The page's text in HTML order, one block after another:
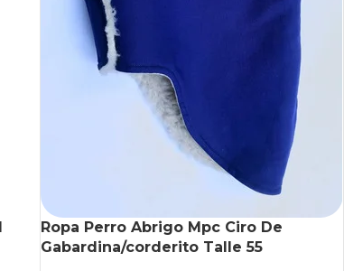
Ropa Perro Abrigo Mpc Ciro De
Gabardina/corderito Talle 55